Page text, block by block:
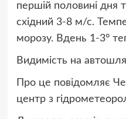
першій половині дня
східний 3-8 м/с.
морозу. Вдень 1-3°
Видимість на
Про це повідомляє
центр з